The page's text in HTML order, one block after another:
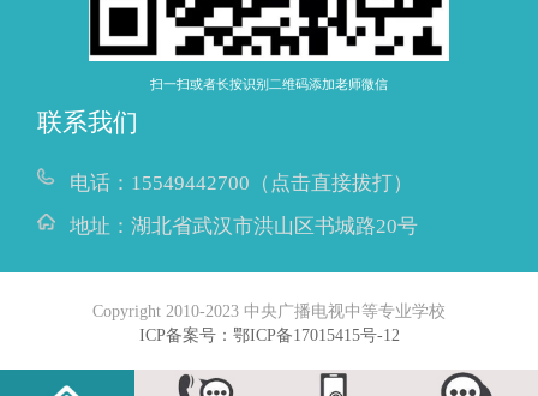
扫一扫或者长按识别二维码添加老师微信
联系我们
电话： 15549442700（点击直接拔打）
地址： 湖北省武汉市洪山区书城路20号
Copyright 2010-2023 中央广播电视中等专业学校
ICP备案号：鄂ICP备17015415号-12